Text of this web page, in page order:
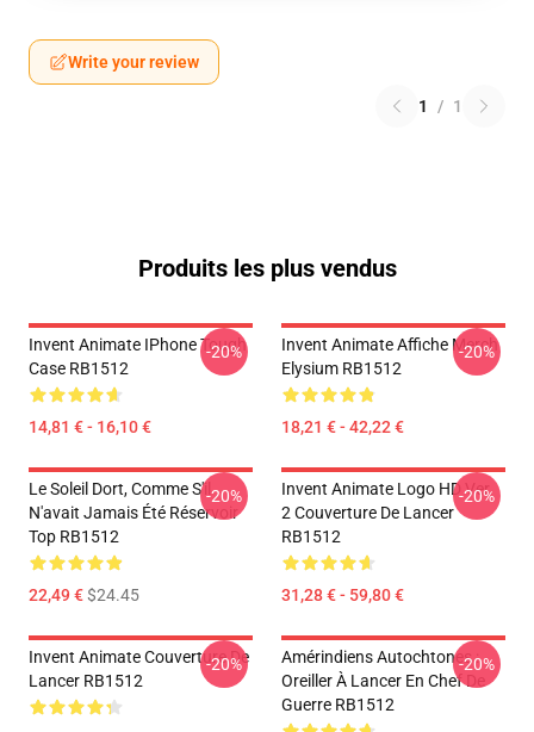
Write your review
1 / 1
Produits les plus vendus
Invent Animate IPhone Tough
Case RB1512
14,81 € - 16,10 €
-20%
Invent Animate Affiche Merch
Elysium RB1512
18,21 € - 42,22 €
-20%
Le Soleil Dort, Comme S'il
N'avait Jamais Été Réservoir
Top RB1512
22,49 €$24.45
-20%
Invent Animate Logo HD Ver.
2 Couverture De Lancer
RB1512
31,28 € - 59,80 €
-20%
Invent Animate Couverture De
Lancer RB1512
-20%
Amérindiens Autochtones :
Oreiller À Lancer En Chef De
Guerre RB1512
-20%